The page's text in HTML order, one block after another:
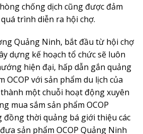
chống dịch cũng được đảm
trình diễn ra hội chợ.
Quảng Ninh, bắt đầu từ hội chợ
dựng kế hoạch tổ chức sẽ luôn
hiện đại, hấp dẫn gắn quảng
OCOP với sản phẩm du lịch của
một chuỗi hoạt động xuyên
mua sắm sản phẩm OCOP
đồng thời quảng bá giới thiệu các
sản phẩm OCOP Quảng Ninh